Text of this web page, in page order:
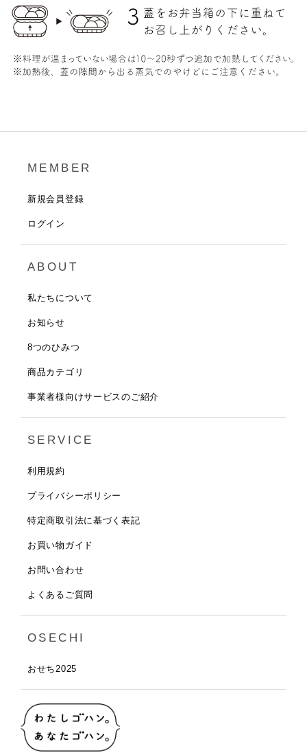
MEMBER
新規会員登録
ログイン
ABOUT
私たちについて
お知らせ
8つのひみつ
商品カテゴリ
事業者様向けサービスのご紹介
SERVICE
利用規約
プライバシーポリシー
特定商取引法に基づく表記
お買い物ガイド
お問い合わせ
よくあるご質問
OSECHI
おせち2025